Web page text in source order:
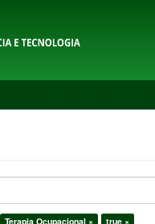
Terapia Ocupacional × true ×